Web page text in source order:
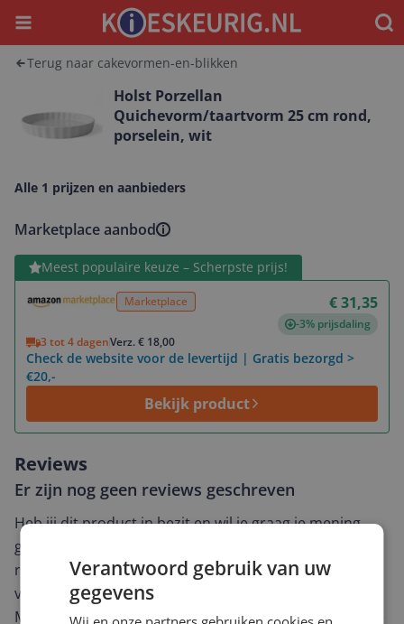
Menu
Terug naar cakevormen-en-blikken
Holst Porzellan
Quichevorm/taartvorm 25 cm rond,
porselein, wit
Alle 1 prijzen en aanbieders
Marketplace aanbod
Meest populaire keuze – Scherpste prijs!
Marketplace € 31,35
-3% prijsdaling
3 tot 4 dagenVerz. € 18,00
Check de website voor de levertijd | Gratis bezorgd >
€20,-
Bekijk product
Bekijk product
Reviews
Er zijn nog geen reviews geschreven
Heb jij dit product in bezit en wil je graag je mening
geven? Start dan hieronder met het schrijven van je
review. Afhankelijk van de details duurt het schrijven
van een review gemiddeld tussen de 3 en 10 minuten.
Met jouw mening help je andere bezoekers een betere
Verantwoord gebruik van uw
gegevens